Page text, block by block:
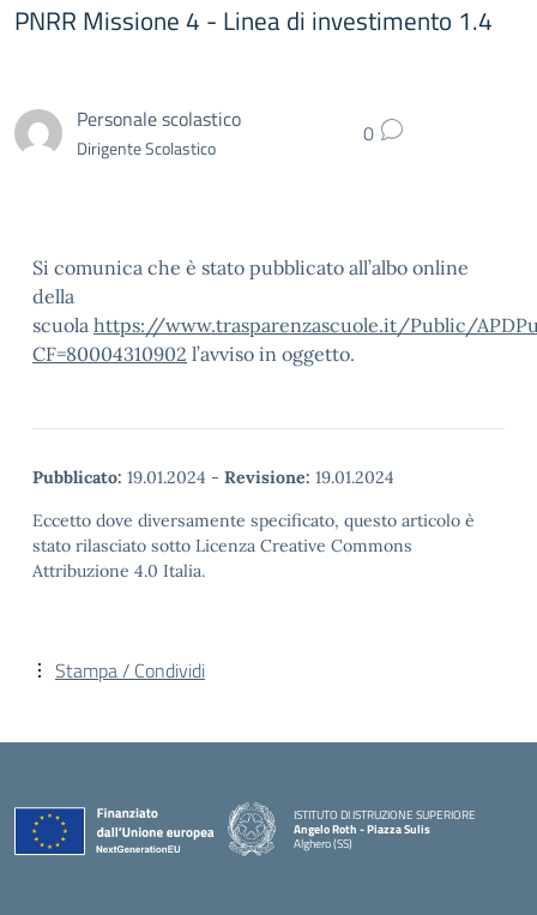
PNRR Missione 4 - Linea di investimento 1.4
Personale scolastico
Dirigente Scolastico 0
Si comunica che è stato pubblicato all’albo online
della
scuola https://www.trasparenzascuole.it/Public/
CF=80004310902 l’avviso in oggetto.
Pubblicato: 19.01.2024 - Revisione: 19.01.2024
Eccetto dove diversamente specificato, questo articolo è
stato rilasciato sotto Licenza Creative Commons
Attribuzione 4.0 Italia.
Stampa / Condividi
ISTITUTO DI ISTRUZIONE SUPERIORE
Angelo Roth - Piazza Sulis
Alghero (SS)
— Visita la pagina iniziale della scuola